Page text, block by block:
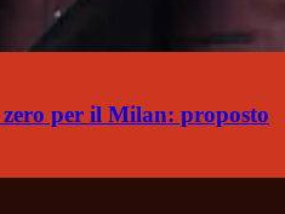
per il Milan: proposto